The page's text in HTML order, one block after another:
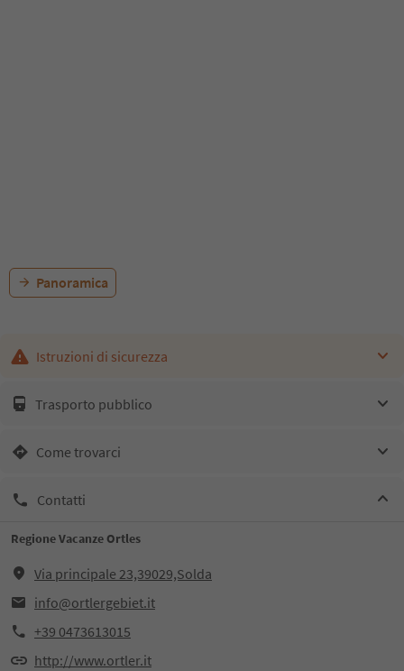
Panoramica
Istruzioni di sicurezza
Trasporto pubblico
Come trovarci
Contatti
Regione Vacanze Ortles
Via principale 23,39029,Solda
info@ortlergebiet.it
+39 0473613015
http://www.ortler.it